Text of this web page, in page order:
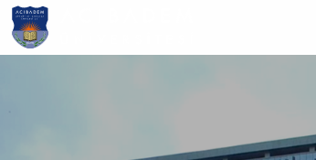
Ana
içeriğe
atla